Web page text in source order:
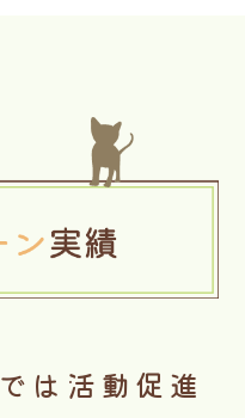
活動促進